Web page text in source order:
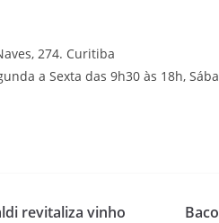
274. Curitiba
a Sexta das 9h30 às 18h,
revitaliza vinho